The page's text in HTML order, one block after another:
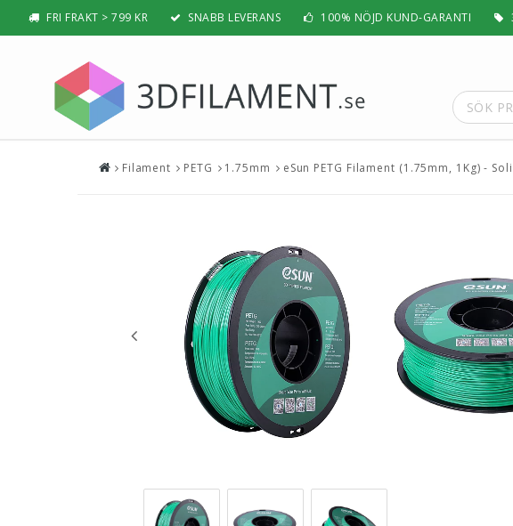
FRI FRAKT > 799 KR SNABB LEVERANS 100% NÖJD KUND-GARANTI
BÄST 3D-SKRIVARE 2026
PETG
TPU / TPE
HIPS / PVA / ASA
Nylon
Visa alla
Tejp, Lim & Fästmaterial
Extruder
Hotend
Filament PETG 1.75mm eSun PETG Filament (1.75mm, 1Kg) -